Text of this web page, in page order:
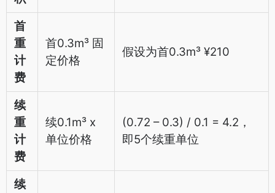
首
重
计
费
首0.3m³ 固
定价格
假设为首0.3m³ ¥210
续
重
计
费
续0.1m³ x
单位价格
(0.72 – 0.3) / 0.1 = 4.2，
即5个续重单位
续